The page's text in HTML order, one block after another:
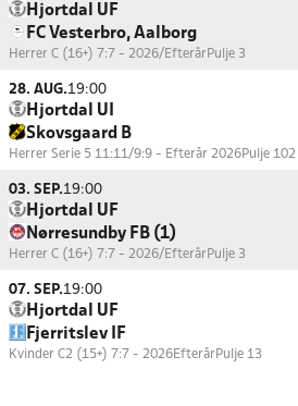
Hjortdal UF
FC Vesterbro, Aalborg
Herrer C (16+) 7:7 - 2026/EfterårPulje 3
28. AUG.19:00
Hjortdal UI
Skovsgaard B
Herrer Serie 5 11:11/9:9 - Efterår 2026Pulje 102
03. SEP.19:00
Hjortdal UF
Nørresundby FB (1)
Herrer C (16+) 7:7 - 2026/EfterårPulje 3
07. SEP.19:00
Hjortdal UF
Fjerritslev IF
Kvinder C2 (15+) 7:7 - 2026EfterårPulje 13